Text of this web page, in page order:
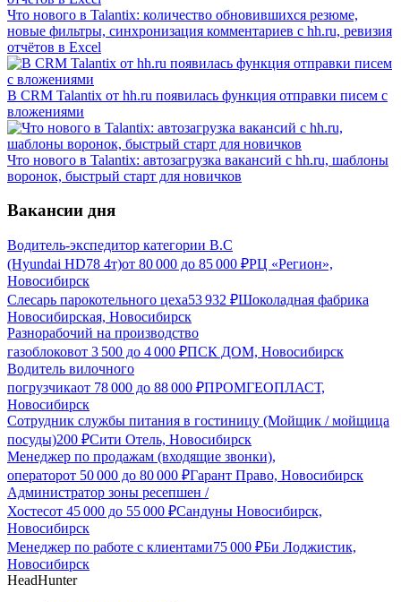
Что нового в Talantix: количество обновившихся резюме,
новые фильтры, синхронизация комментариев с hh.ru, ревизия
отчётов в Excel
В CRM Talantix от hh.ru появилась функция отправки писем с
вложениями
Что нового в Talantix: автозагрузка вакансий c hh.ru, шаблоны
воронок, быстрый старт для новичков
Вакансии дня
Водитель-экспедитор категории В.С
(Hyundai HD78 4т)от 80 000 до 85 000 ₽РЦ «Регион»,
Новосибирск
Слесарь парокотельного цеха53 932 ₽Шоколадная фабрика
Новосибирская, Новосибирск
Разнорабочий на производство
газоблоковот 3 500 до 4 000 ₽ПСК ДОМ, Новосибирск
Водитель вилочного
погрузчикаот 78 000 до 88 000 ₽ПРОМГЕОПЛАСТ,
Новосибирск
Сотрудник службы питания в гостиницу (Мойщик / мойщица
посуды)200 ₽Сити Отель, Новосибирск
Менеджер по продажам (входящие звонки),
операторот 50 000 до 80 000 ₽Гарант Право, Новосибирск
Администратор зоны ресепшен /
Хостесот 45 000 до 55 000 ₽Сандуны Новосибирск,
Новосибирск
Менеджер по работе с клиентами75 000 ₽Би Лоджистик,
Новосибирск
HeadHunter